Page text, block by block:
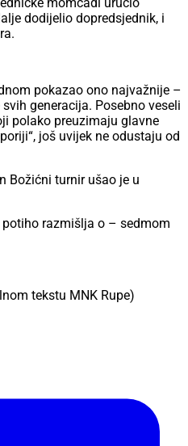
momčadi uručio
dodijelio dopredsjednik, i
pokazao ono najvažnije –
generacija. Posebno veseli
polako preuzimaju glavne
još uvijek ne odustaju od
Božićni turnir ušao je u
razmišlja o – sedmom
tekstu MNK Rupe)